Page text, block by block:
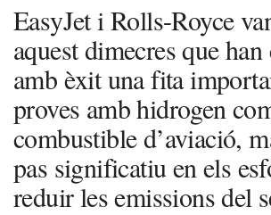
EasyJet i Rolls-Royce
aquest dimecres que
amb èxit una fita
proves amb hidrogen
combustible d’aviació,
pas significatiu en els
reduir les emissions del